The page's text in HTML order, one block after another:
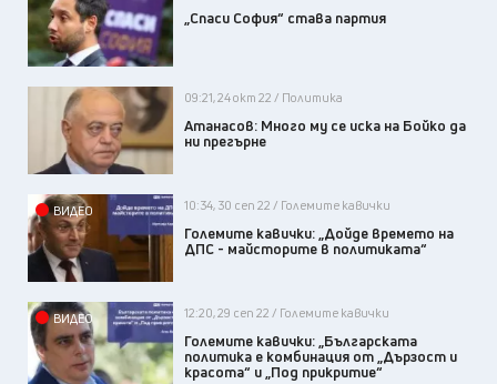
„Спаси София“ става партия
09:21, 24 окт 22 / Политика
Атанасов: Много му се иска на Бойко да
ни прегърне
ВИДЕО 10:34, 30 сеп 22 / Големите кавички
Големите кавички: „Дойде времето на
ДПС - майсторите в политиката“
ВИДЕО 12:20, 29 сеп 22 / Големите кавички
Големите кавички: „Българската
политика е комбинация от „Дързост и
красота“ и „Под прикритие“